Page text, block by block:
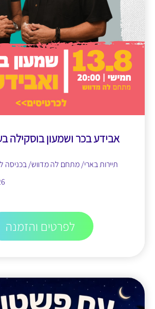
אבידע בכר ושמעון בוסקילה
תיירות בארי/ מתחם לה מדווש/ בכניסה
לפרטים והזמנה